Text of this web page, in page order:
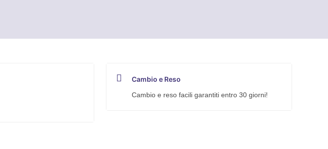
Cambio e Reso
Cambio e reso facili garantiti entro 30 giorni!